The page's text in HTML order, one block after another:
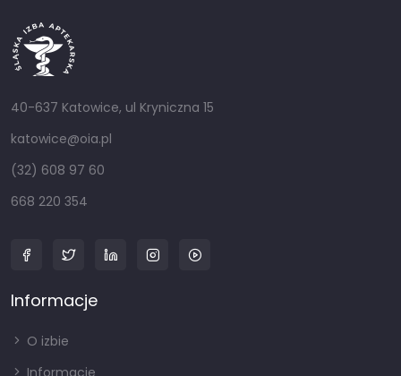
40-637 Katowice, ul Kryniczna 15
katowice@oia.pl
(32) 608 97 60
668 220 354
Informacje
O izbie